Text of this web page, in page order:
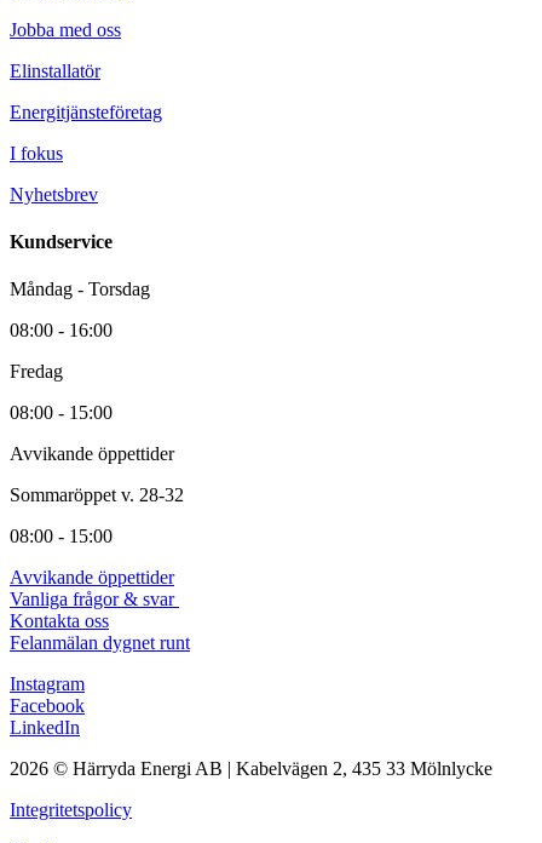
Jobba med oss
Elinstallatör
Energitjänsteföretag
I fokus
Nyhetsbrev
Kundservice
Måndag - Torsdag
08:00 - 16:00
Fredag
08:00 - 15:00
Avvikande öppettider
Sommaröppet v. 28-32
08:00 - 15:00
Avvikande öppettider
Vanliga frågor & svar
Kontakta oss
Felanmälan dygnet runt
Instagram
Facebook
LinkedIn
2026 © Härryda Energi AB | Kabelvägen 2, 435 33 Mölnlycke
Integritetspolicy